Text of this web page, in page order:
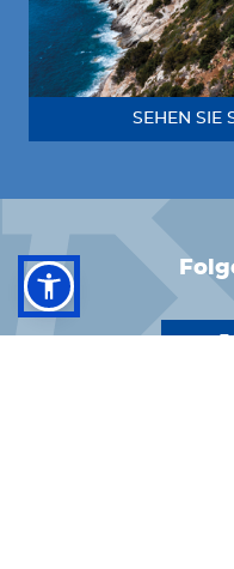
SEHEN SIE